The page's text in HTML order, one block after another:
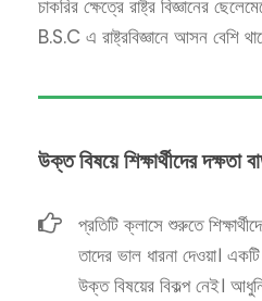
চাকরির ক্ষেত্রে রাষ্ট্র বিজ্ঞানের
B.S.C এ রাষ্ট্রবিজ্ঞানে আসন বেশি
উক্ত বিষয়ে শিক্ষার্থীদের দক্ষতা
প্রতিটি ক্লাসে শুরুতে
তাদের ভাল ধারনা দেওয়া।
উক্ত বিষয়ের বিকল্প নেই।